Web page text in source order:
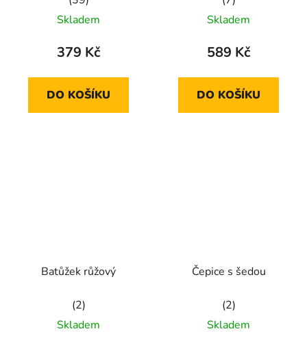
Průměrné
hodnocení
produktu
5,0
z
Skladem
379 Kč
DO KOŠÍKU
Průměrné
hodnocení
produktu
5,0
z
Skladem
589 Kč
DO KOŠÍKU
Batůžek růžový
Průměrné
hodnocení
Skladem
Čepice s šedou
Průměrné
hodnocení
Skladem